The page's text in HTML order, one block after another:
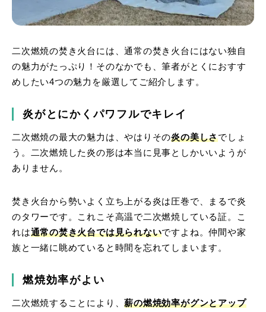
二次燃焼の焚き火台には、通常の焚き火台にはない独自
の魅力がたっぷり！そのなかでも、筆者がとくにおすす
めしたい4つの魅力を厳選してご紹介します。
炎がとにかくパワフルでキレイ
二次燃焼の最大の魅力は、やはりその炎の美しさでしょ
う。二次燃焼した炎の形は本当に見事としかいいようが
ありません。
焚き火台から勢いよく立ち上がる炎は圧巻で、まるで炎
のタワーです。これこそ高温で二次燃焼している証。こ
れは通常の焚き火台では見られないですよね。仲間や家
族と一緒に眺めていると時間を忘れてしまいます。
燃焼効率がよい
二次燃焼することにより、薪の燃焼効率がグンとアップ